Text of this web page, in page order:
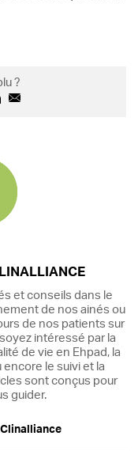
?
et conseils dans le
de nos ainés ou
de nos patients sur
intéressé par la
de vie en Ehpad, la
le suivi et la
sont conçus pour
guider.